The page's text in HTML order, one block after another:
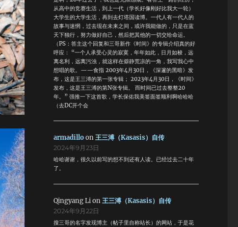
从高中的竞赛生活，到上一代（学长好像刚好比我大一轮）
大学生的大学生活，再到去灯塔国读博。一代人有一代人的
故事与迷惘，过去现在未来之间，或许我能做的，只是在蓝
天下独行，努力做好自己，然后把其他的一切交给命运。
（PS：答主这个回复和三哥新作《时间》的专辑介绍真的好
呼应： “一个人承受心灵的寂寞，年年如此，日月如梭，远
离名利，远离污浊，就这样在僻静荒凉的一角，我写我心中
想唱的歌。——食指 2003年4月30日，《深邃的黑暗》发
布，这是王三溥的第一张专辑； 2023年4月30日，《时间》
发布，这是王三溥的第N张专辑。 而时间已过去整整20
年。” 强推一下这首歌，学长保佑我美签面签顺利啊哈哈哈
（去DC开个会
armadilloon王三溥（Kasasis）自传
2024年9月23日
哈哈谢谢，很久以前写的想不到还有人读。已经过去二十年
了。
Qingyang Lion王三溥（Kasasis）自传
2024年9月22日
搜三哥的名字发现博主（帖子里自称站长）的网站，于是花